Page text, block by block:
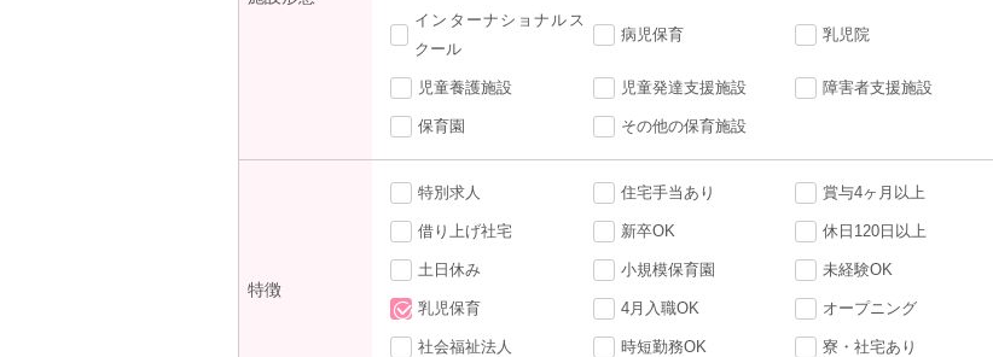
インターナショナルス
クール
病児保育 乳児院
児童養護施設 児童発達支援施設 障害者支援施設
保育園 その他の保育施設
特徴
特別求人 住宅手当あり 賞与4ヶ月以上
借り上げ社宅 新卒OK 休日120日以上
土日休み 小規模保育園 未経験OK
乳児保育 4月入職OK オープニング
社会福祉法人 時短勤務OK 寮・社宅あり